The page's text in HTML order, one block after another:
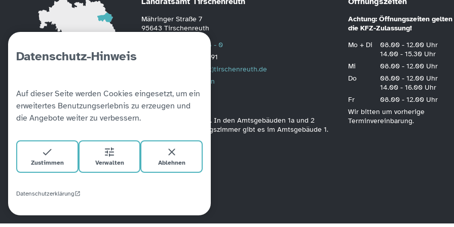
Datenschutz-Hinweis
Auf dieser Seite werden Cookies eingesetzt, um ein
erweitertes Benutzungserlebnis zu erzeugen und
die Angebote weiter zu verbessern.
Zustimmen Verwalten Ablehnen
Datenschutzerklärung
Mähringer Straße 7
95643 Tirschenreuth
0 96 31 / 88 - 0
0 96 31 / 2391
poststelle(at)tirschenreuth.de
Weitere Informationen
Alle unsere Amtsgebäude sind barrierefrei verbunden. In den Amtsgebäuden 1a und 2
befinden sich Aufzüge. Ein barrierefreies Besprechungszimmer gibt es im Amtsgebäude 1.
Achtung: Öffnungszeiten
die KFZ-Zulassung!
Mo + Di
08.00 - 12.00 Uhr
14.00 - 15.30 Uhr
Mi
08.00 - 12.00 Uhr
Do
08.00 - 12.00 Uhr
14.00 - 16.00 Uhr
Fr
08.00 - 12.00 Uhr
Wir bitten um vorherige
Terminvereinbarung.